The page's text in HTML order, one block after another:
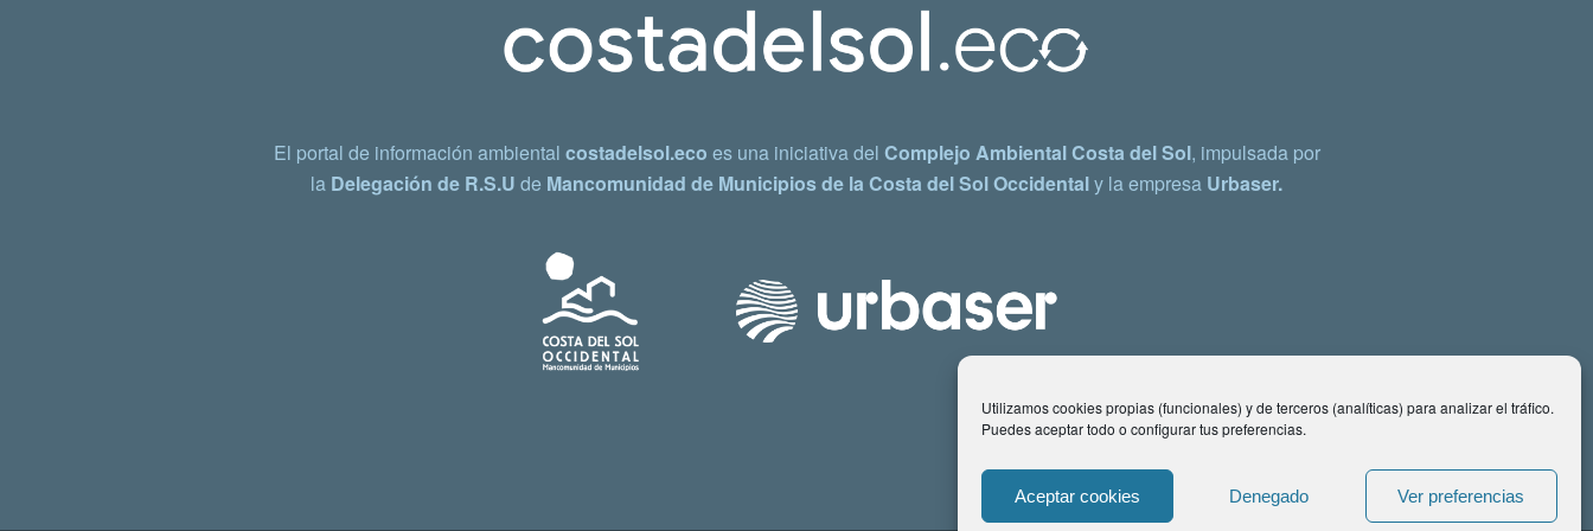
Utilizamos cookies propias (funcionales) y de terceros (analíticas) para analizar el tráfico.
Puedes aceptar todo o configurar tus preferencias.
Aceptar cookies Denegado Ver preferencias
El portal de información ambiental costadelsol.eco es una iniciativa del Complejo Ambiental Costa del Sol, impulsada por
la Delegación de R.S.U de Mancomunidad de Municipios de la Costa del Sol Occidentaly la empresa Urbaser.